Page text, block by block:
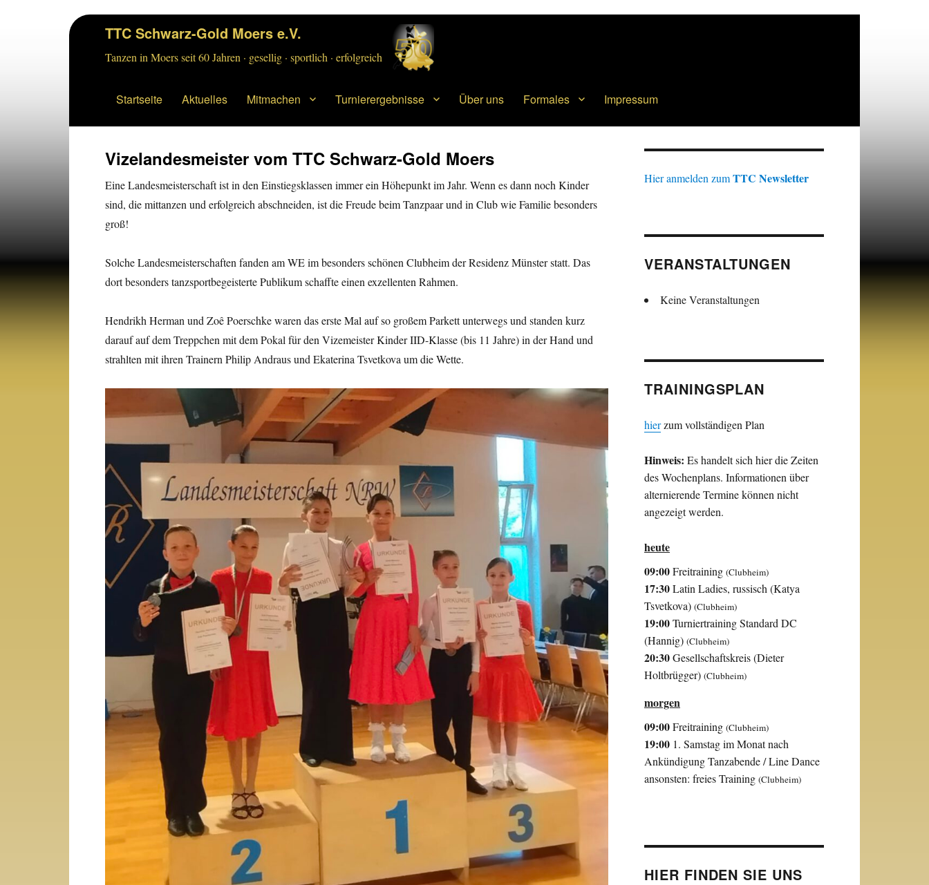
TTC Schwarz-Gold Moers e.V.
Tanzen in Moers seit 60 Jahren · gesellig · sportlich · erfolgreich
Startseite Aktuelles Mitmachen Turnierergebnisse Über uns Formales Impressum
Vizelandesmeister vom TTC Schwarz-Gold Moers
Eine Landesmeisterschaft ist in den Einstiegsklassen immer ein Höhepunkt im Jahr. Wenn es dann noch Kinder
sind, die mittanzen und erfolgreich abschneiden, ist die Freude beim Tanzpaar und in Club wie Familie besonders
groß!
Solche Landesmeisterschaften fanden am WE im besonders schönen Clubheim der Residenz Münster statt. Das
dort besonders tanzsportbegeisterte Publikum schaffte einen exzellenten Rahmen.
Hendrikh Herman und Zoê Poerschke waren das erste Mal auf so großem Parkett unterwegs und standen kurz
darauf auf dem Treppchen mit dem Pokal für den Vizemeister Kinder IID-Klasse (bis 11 Jahre) in der Hand und
strahlten mit ihren Trainern Philip Andraus und Ekaterina Tsvetkova um die Wette.
Hier anmelden zumTTC Newsletter
VERANSTALTUNGEN
Keine Veranstaltungen
TRAININGSPLAN
hierzum vollständigen Plan
Hinweis: Es handelt sich hier die Zeiten
des Wochenplans. Informationen über
alternierende Termine können nicht
angezeigt werden.
heute
09:00Freitraining (Clubheim)
17:30Latin Ladies, russisch (Katya
Tsvetkova) (Clubheim)
19:00Turniertraining Standard DC
(Hannig) (Clubheim)
20:30Gesellschaftskreis (Dieter
Holtbrügger) (Clubheim)
morgen
09:00Freitraining (Clubheim)
19:00 1. Samstag im Monat nach
Ankündigung Tanzabende / Line Dance
ansonsten: freies Training (Clubheim)
HIER FINDEN SIE UNS